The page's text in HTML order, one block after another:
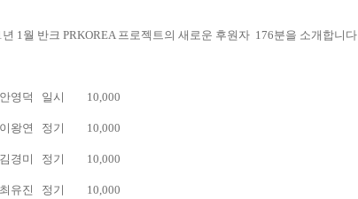
년 1월 반크 PRKOREA 프로젝트의 새로운 후원자 176분을 소개합니다
안영덕 일시 10,000
이왕연 정기 10,000
김경미 정기 10,000
최유진 정기 10,000